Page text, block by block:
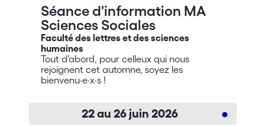
Séance d'information MA
Sciences Sociales
Faculté des lettres et des sciences
humaines
Tout d’abord, pour celleux qui nous
rejoignent cet automne, soyez les
bienvenu·e·x·s !
22au 26 juin 2026